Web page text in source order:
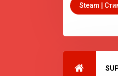
Steam |